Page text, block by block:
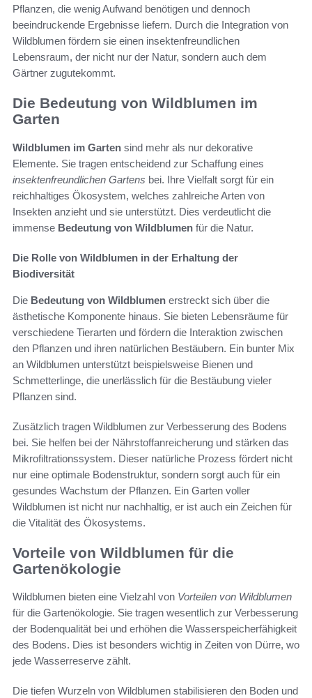
Pflanzen, die wenig Aufwand benötigen und dennoch
beeindruckende Ergebnisse liefern. Durch die Integration von
Wildblumen fördern sie einen insektenfreundlichen
Lebensraum, der nicht nur der Natur, sondern auch dem
Gärtner zugutekommt.
Die Bedeutung von Wildblumen im
Garten
Wildblumen im Garten sind mehr als nur dekorative
Elemente. Sie tragen entscheidend zur Schaffung eines
insektenfreundlichen Gartens bei. Ihre Vielfalt sorgt für ein
reichhaltiges Ökosystem, welches zahlreiche Arten von
Insekten anzieht und sie unterstützt. Dies verdeutlicht die
immense Bedeutung von Wildblumen für die Natur.
Die Rolle von Wildblumen in der Erhaltung der
Biodiversität
Die Bedeutung von Wildblumen erstreckt sich über die
ästhetische Komponente hinaus. Sie bieten Lebensräume für
verschiedene Tierarten und fördern die Interaktion zwischen
den Pflanzen und ihren natürlichen Bestäubern. Ein bunter Mix
an Wildblumen unterstützt beispielsweise Bienen und
Schmetterlinge, die unerlässlich für die Bestäubung vieler
Pflanzen sind.
Zusätzlich tragen Wildblumen zur Verbesserung des Bodens
bei. Sie helfen bei der Nährstoffanreicherung und stärken das
Mikrofiltrationssystem. Dieser natürliche Prozess fördert nicht
nur eine optimale Bodenstruktur, sondern sorgt auch für ein
gesundes Wachstum der Pflanzen. Ein Garten voller
Wildblumen ist nicht nur nachhaltig, er ist auch ein Zeichen für
die Vitalität des Ökosystems.
Vorteile von Wildblumen für die
Gartenökologie
Wildblumen bieten eine Vielzahl von Vorteilen von Wildblumen
für die Gartenökologie. Sie tragen wesentlich zur Verbesserung
der Bodenqualität bei und erhöhen die Wasserspeicherfähigkeit
des Bodens. Dies ist besonders wichtig in Zeiten von Dürre, wo
jede Wasserreserve zählt.
Die tiefen Wurzeln von Wildblumen stabilisieren den Boden und